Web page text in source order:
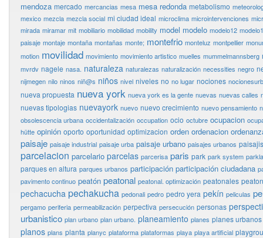
mendoza mercado mercancias mesa mesa redonda metabolismo
mexico mezcla mezcla social mi ciudad ideal microclima microintervenciones
mirada miramar mit mobiliario mobilidad mobility model modelo modelo12
paisaje montaje montaña montañas monte; montefrio monteluz montpellier
motion movilidad movimiento movimiento artistico muelles mummelmannsberg
mvrdv nagele nasa. naturaleza naturalezas naturalización necessities negro
nijmegen nilo ninos niñ@s niños nivel niveles no no lugar nociones
nueva propuesta nueva york nueva york es la gente nuevas nuevas calles
nuevas tipologias nuevayork nuevo nuevo crecimiento nuevo pensamiento
obsolescencia urbana occidentalización occupation ocio octubre ocupacion
hütte opinión oporto oportunidad optimizacion orden ordenacion
paisaje paisaje industrial paisaje urba paisaje urbano paisajes urbanos
parcelacion parcelario parcelas parcerisa paris park park system
parques en altura parques urbanos participación participación ciudadana
pavimento continuo peatón peatonal peatonal. optimización peatonales
pechacucha pechakucha pedonali pedro pedro yera pekín peliculas
pergamo periferia permeabilización perpectiva persecución personas
urbanistico plan urbano plan urbano. planeamiento planes planes urbanos
planos plans planta planyc plataforma plataformas playa playa artificial